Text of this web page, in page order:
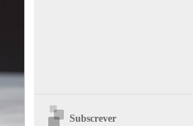
Subscrever